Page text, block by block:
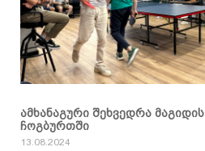
ამხანაგური შეხვედრა მაგიდის
ჩოგბურთში
13.08.2024